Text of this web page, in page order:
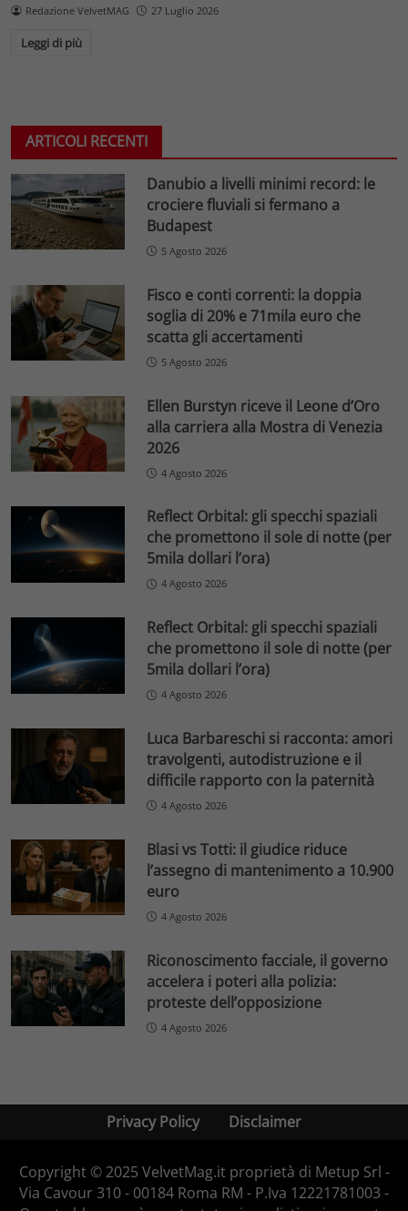
Redazione VelvetMAG 27 Luglio 2026
Leggi di più
ARTICOLI RECENTI
Danubio a livelli minimi record: le
crociere fluviali si fermano a
Budapest
5 Agosto 2026
Fisco e conti correnti: la doppia
soglia di 20% e 71mila euro che
scatta gli accertamenti
5 Agosto 2026
Ellen Burstyn riceve il Leone d’Oro
alla carriera alla Mostra di Venezia
2026
4 Agosto 2026
Reflect Orbital: gli specchi spaziali
che promettono il sole di notte (per
5mila dollari l’ora)
4 Agosto 2026
Reflect Orbital: gli specchi spaziali
che promettono il sole di notte (per
5mila dollari l’ora)
4 Agosto 2026
Luca Barbareschi si racconta: amori
travolgenti, autodistruzione e il
difficile rapporto con la paternità
4 Agosto 2026
Blasi vs Totti: il giudice riduce
l’assegno di mantenimento a 10.900
euro
4 Agosto 2026
Riconoscimento facciale, il governo
accelera i poteri alla polizia:
proteste dell’opposizione
4 Agosto 2026
Privacy Policy Disclaimer
Copyright © 2025 VelvetMag.it proprietà di Metup Srl -
Via Cavour 310 - 00184 Roma RM - P.Iva 12221781003 -